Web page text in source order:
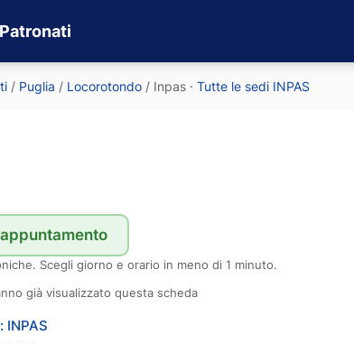
/ Puglia / Locorotondo / Inpas · Tutte le sedi INPAS
Scegli giorno e orario in meno di 1 minuto.
già visualizzato questa scheda
INPAS